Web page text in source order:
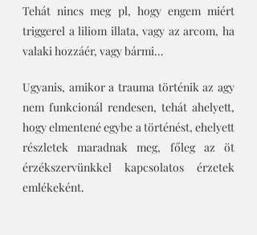
Tehát nincs meg pl, hogy engem miért
triggerel a liliom illata, vagy az arcom, ha
valaki hozzáér, vagy bármi…
Ugyanis, amikor a trauma történik az agy
nem funkcionál rendesen, tehát ahelyett,
hogy elmentené egybe a történést, ehelyett
részletek maradnak meg, főleg az öt
érzékszervünkkel kapcsolatos érzetek
emlékeként.